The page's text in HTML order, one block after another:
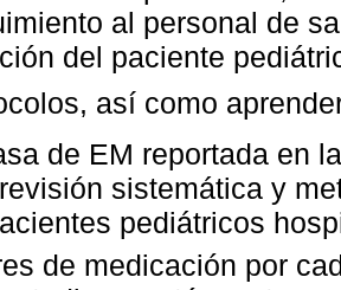
al personal de
del paciente
así como
de EM reportada en
sistemática y
pediátricos
de medicación por